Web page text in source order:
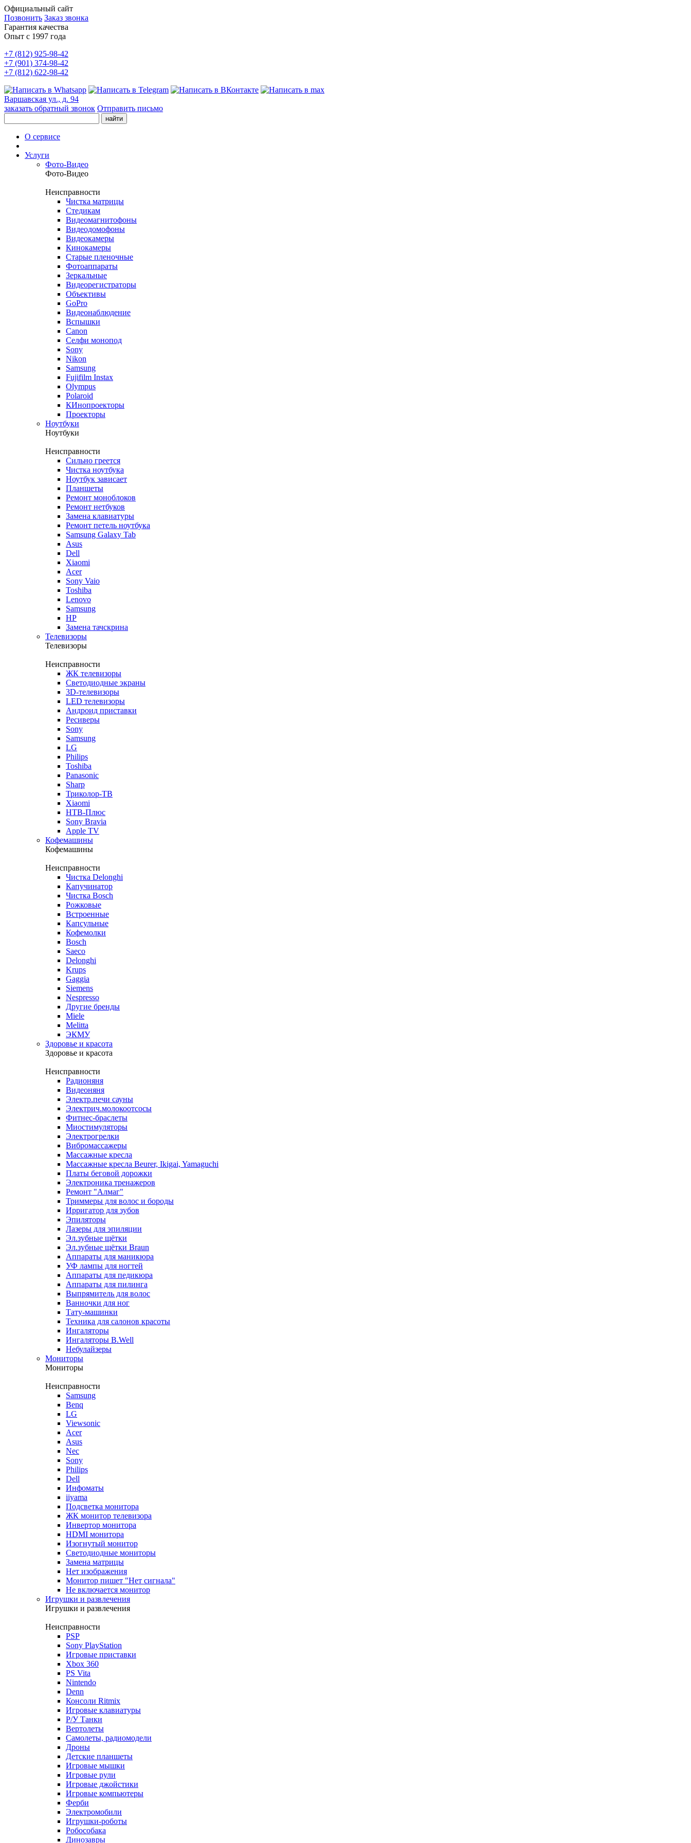
Официальный сайт
Позвонить Заказ звонка
Гарантия качества
Опыт с 1997 года
+7 (812) 925-98-42
+7 (901) 374-98-42
+7 (812) 622-98-42
Варшавская ул., д. 94
заказать обратный звонок Отправить письмо
О сервисе
Услуги
Фото-Видео
Фото-Видео
Неисправности
Чистка матрицы
Стедикам
Видеомагнитофоны
Видеодомофоны
Видеокамеры
Кинокамеры
Старые пленочные
Фотоаппараты
Зеркальные
Видеорегистраторы
Объективы
GoPro
Видеонаблюдение
Вспышки
Canon
Селфи монопод
Sony
Nikon
Samsung
Fujifilm Instax
Olympus
Polaroid
КИнопроекторы
Проекторы
Ноутбуки
Ноутбуки
Неисправности
Сильно греется
Чистка ноутбука
Ноутбук зависает
Планшеты
Ремонт моноблоков
Ремонт нетбуков
Замена клавиатуры
Ремонт петель ноутбука
Samsung Galaxy Tab
Asus
Dell
Xiaomi
Acer
Sony Vaio
Toshiba
Lenovo
Samsung
HP
Замена тачскрина
Телевизоры
Телевизоры
Неисправности
ЖК телевизоры
Светодиодные экраны
3D-телевизоры
LED телевизоры
Андроид приставки
Ресиверы
Sony
Samsung
LG
Philips
Toshiba
Panasonic
Sharp
Триколор-ТВ
Xiaomi
НТВ-Плюс
Sony Bravia
Apple TV
Кофемашины
Кофемашины
Неисправности
Чистка Delonghi
Капучинатор
Чистка Bosch
Рожковые
Встроенные
Капсульные
Кофемолки
Bosch
Saeco
Delonghi
Krups
Gaggia
Siemens
Nespresso
Другие бренды
Miele
Melitta
ЭКМУ
Здоровье и красота
Здоровье и красота
Неисправности
Радионяня
Видеоняня
Электр.печи сауны
Электрич.молокоотсосы
Фитнес-браслеты
Миостимуляторы
Электрогрелки
Вибромассажеры
Массажные кресла
Массажные кресла Beurer, Ikigai, Yamaguchi
Платы беговой дорожки
Электроника тренажеров
Ремонт "Алмаг"
Триммеры для волос и бороды
Ирригатор для зубов
Эпиляторы
Лазеры для эпиляции
Эл.зубные щётки
Эл.зубные щётки Braun
Аппараты для маникюра
УФ лампы для ногтей
Аппараты для педикюра
Аппараты для пилинга
Выпрямитель для волос
Ванночки для ног
Тату-машинки
Техника для салонов красоты
Ингаляторы
Ингаляторы B.Well
Небулайзеры
Мониторы
Мониторы
Неисправности
Samsung
Benq
LG
Viewsonic
Acer
Asus
Nec
Sony
Philips
Dell
Инфоматы
iiyama
Подсветка монитора
ЖК монитор телевизора
Инвертор монитора
HDMI монитора
Изогнутый монитор
Светодиодные мониторы
Замена матрицы
Нет изображения
Монитор пишет "Нет сигнала"
Не включается монитор
Игрушки и развлечения
Игрушки и развлечения
Неисправности
PSP
Sony PlayStation
Игровые приставки
Xbox 360
PS Vita
Nintendo
Denn
Консоли Ritmix
Игровые клавиатуры
Р/У Танки
Вертолеты
Самолеты, радиомодели
Дроны
Детские планшеты
Игровые мышки
Игровые рули
Игровые джойстики
Игровые компьютеры
Ферби
Электромобили
Игрушки-роботы
Робособака
Динозавры